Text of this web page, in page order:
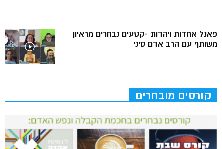
פאנל אחדות ויהדות -קטעים נבחרים מראיון
משותף עם הרב אדם סיני
קורסים מובחרים